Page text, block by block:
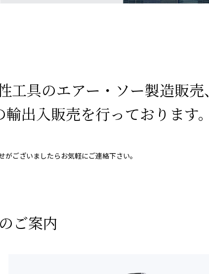
工具のエアー・ソー製造販売、
輸出入販売を行っております。
がございましたら お気軽にご連絡下さい。
ご案内